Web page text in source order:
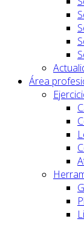
Área